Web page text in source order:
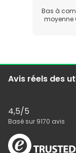
Bas à
moyenne
Avis réels des
4,5/5
Basé sur 9170 avis